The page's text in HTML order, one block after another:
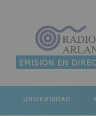
UNIVERSIDAD